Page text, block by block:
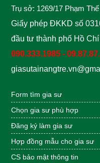
Trụ sở: 1269/17 Phạm
Giấy phép ĐKKD số
đầu tư thành phố Hồ
090.333.1985 -
Form tìm gia sư
Chọn gia sư phù hợp
Đăng ký làm gia sư
Hợp đồng mẫu cho gia sư
CS bảo mật thông tin